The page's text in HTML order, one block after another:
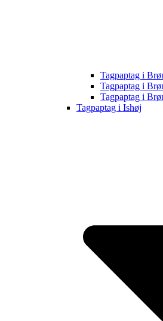
Tagpaptag i
Tagpaptag i
Tagpaptag i
Tagpaptag i Ishøj